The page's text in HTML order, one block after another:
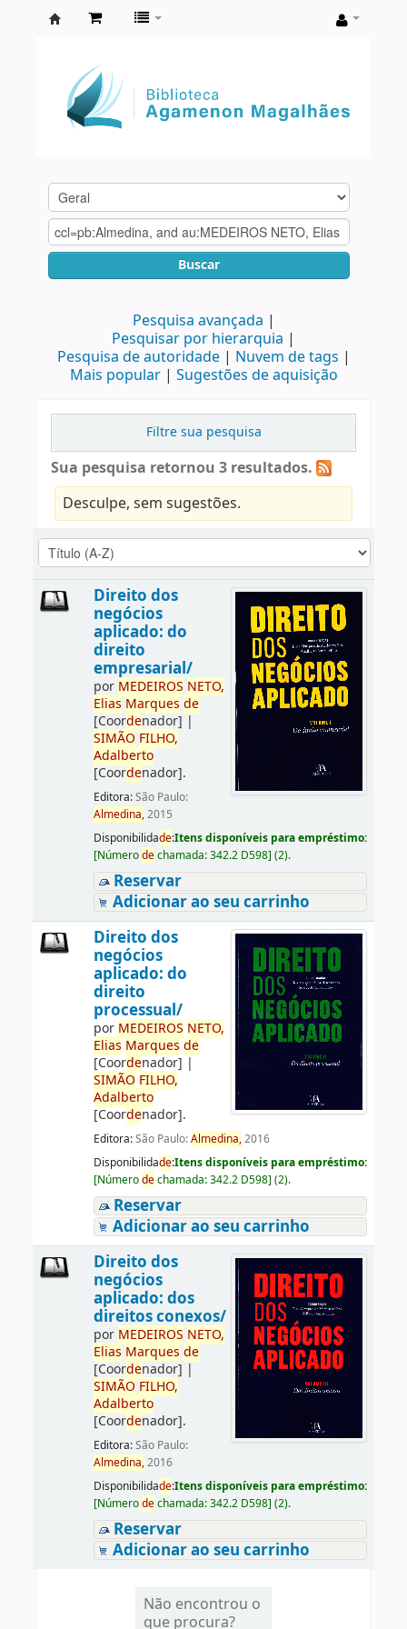
Agamenon
Magalhães
Buscar
Pesquisa avançada
Pesquisar por hierarquia
Pesquisa de autoridade
Nuvem de tags
Mais popular
Sugestões de aquisição
Filtre sua pesquisa
Sua pesquisa retornou 3 resultados.
Desculpe, sem sugestões.
Direito dos
negócios
aplicado: do
direito
empresarial/
por MEDEIROS NETO,
Elias Marques de
[Coordenador] |
SIMÃO FILHO,
Adalberto
[Coordenador].
Editora:São Paulo:
Almedina,2015
Disponibilidade:Itens disponíveis para empréstimo:
[Númerodechamada:342.2 D598] (2).
Reservar
Adicionar ao seu carrinho
Direito dos
negócios
aplicado: do
direito
processual/
por MEDEIROS NETO,
Elias Marques de
[Coordenador] |
SIMÃO FILHO,
Adalberto
[Coordenador].
Editora:São Paulo:Almedina,2016
Disponibilidade:Itens disponíveis para empréstimo:
[Númerodechamada:342.2 D598] (2).
Reservar
Adicionar ao seu carrinho
Direito dos
negócios
aplicado: dos
direitos conexos/
por MEDEIROS NETO,
Elias Marques de
[Coordenador] |
SIMÃO FILHO,
Adalberto
[Coordenador].
Editora:São Paulo:
Almedina,2016
Disponibilidade:Itens disponíveis para empréstimo:
[Númerodechamada:342.2 D598] (2).
Reservar
Adicionar ao seu carrinho
Não encontrou o
que procura?